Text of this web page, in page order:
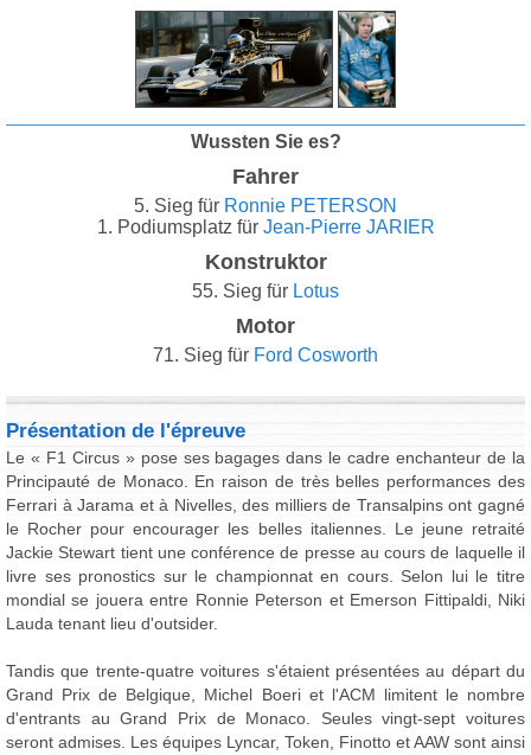
Wussten Sie es?
Fahrer
5. Sieg für Ronnie PETERSON
1. Podiumsplatz für Jean-Pierre JARIER
Konstruktor
55. Sieg für Lotus
Motor
71. Sieg für Ford Cosworth
Présentation de l'épreuve
Le « F1 Circus » pose ses bagages dans le cadre enchanteur de la
Principauté de Monaco. En raison de très belles performances des
Ferrari à Jarama et à Nivelles, des milliers de Transalpins ont gagné
le Rocher pour encourager les belles italiennes. Le jeune retraité
Jackie Stewart tient une conférence de presse au cours de laquelle il
livre ses pronostics sur le championnat en cours. Selon lui le titre
mondial se jouera entre Ronnie Peterson et Emerson Fittipaldi, Niki
Lauda tenant lieu d'outsider.
Tandis que trente-quatre voitures s'étaient présentées au départ du
Grand Prix de Belgique, Michel Boeri et l'ACM limitent le nombre
d'entrants au Grand Prix de Monaco. Seules vingt-sept voitures
seront admises. Les équipes Lyncar, Token, Finotto et AAW sont ainsi